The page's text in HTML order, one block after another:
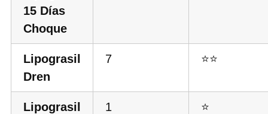
15 Días
Choque
Lipograsil
Dren
7 ⭐⭐
Lipograsil
1 ⭐